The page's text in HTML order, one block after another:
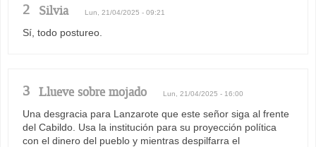
2 Silvia Lun, 21/04/2025 - 09:21
Sí, todo postureo.
3 Llueve sobre mojado Lun, 21/04/2025 - 16:00
Una desgracia para Lanzarote que este señor siga al frente
del Cabildo. Usa la institución para su proyección política
con el dinero del pueblo y mientras despilfarra el